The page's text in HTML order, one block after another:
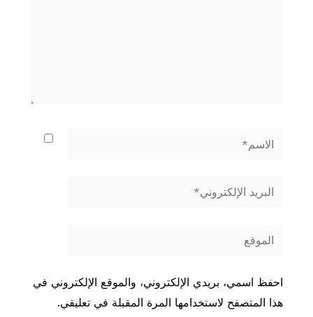
الاسم*
البريد
الموقع
احفظ اسمي، بريدي الإلكتروني، والموقع الإلكتروني في
هذا المتصفح لاستخدامها المرة المقبلة في تعليقي.